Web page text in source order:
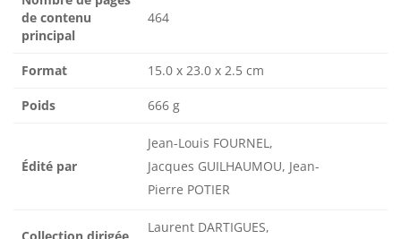
de contenu
principal
464
Format 15.0 x 23.0 x 2.5 cm
Poids 666 g
Édité par
Jean-Louis FOURNEL,
Jacques GUILHAUMOU, Jean-
Pierre POTIER
Collection dirigée
Laurent DARTIGUES,